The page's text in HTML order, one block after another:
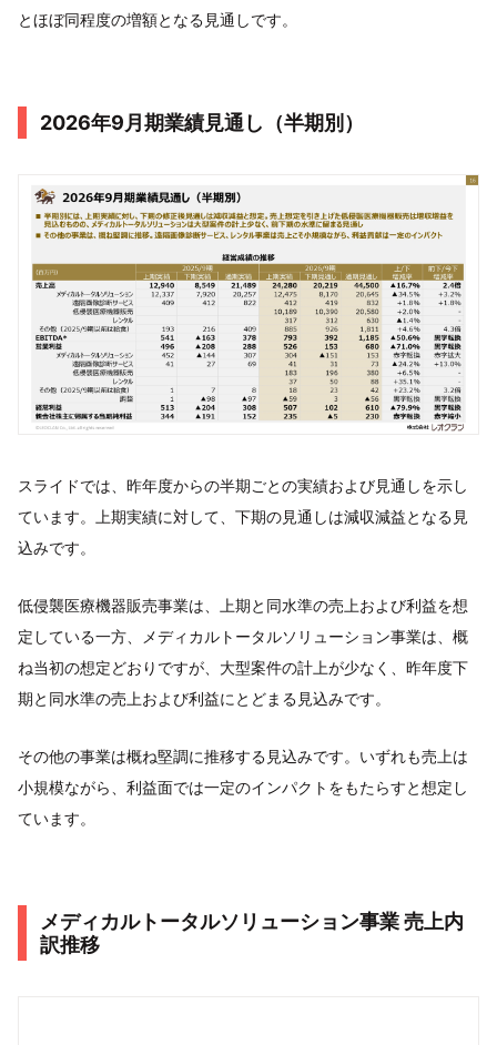
とほぼ同程度の増額となる見通しです。
2026年9月期業績見通し（半期別）
スライドでは、昨年度からの半期ごとの実績および見通しを示し
ています。上期実績に対して、下期の見通しは減収減益となる見
込みです。
低侵襲医療機器販売事業は、上期と同水準の売上および利益を想
定している一方、メディカルトータルソリューション事業は、概
ね当初の想定どおりですが、大型案件の計上が少なく、昨年度下
期と同水準の売上および利益にとどまる見込みです。
その他の事業は概ね堅調に推移する見込みです。いずれも売上は
小規模ながら、利益面では一定のインパクトをもたらすと想定し
ています。
メディカルトータルソリューション事業 売上内
訳推移